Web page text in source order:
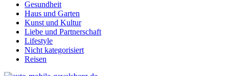
Gesundheit
Haus und Garten
Kunst und Kultur
Liebe und Partnerschaft
Lifestyle
Nicht kategorisiert
Reisen